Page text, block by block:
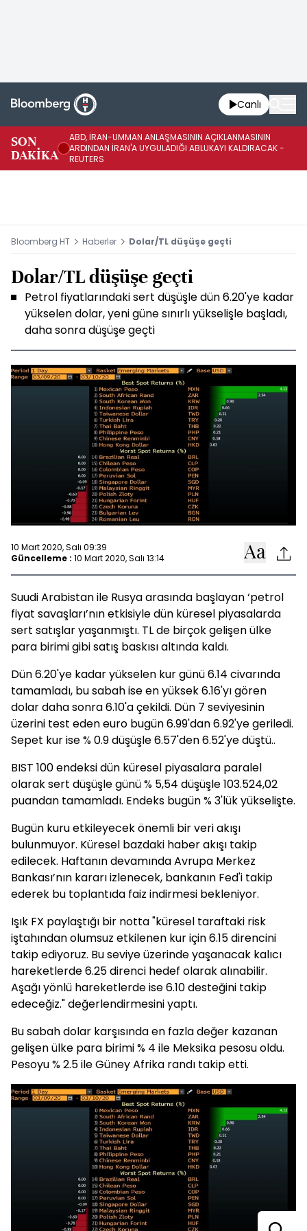
Canlı
SON
DAKİKA
ABD, İRAN-UMMAN ANLAŞMASININ AÇIKLANMASININ
ARDINDAN İRAN'A UYGULADIĞI ABLUKAYI KALDIRACAK -
REUTERS
Bloomberg HT Haberler Dolar/TL düşüşe geçti
Dolar/TL düşüşe geçti
Petrol fiyatlarındaki sert düşüşle dün 6.20'ye kadar
yükselen dolar, yeni güne sınırlı yükselişle başladı,
daha sonra düşüşe geçti
10 Mart 2020, Salı 09:39
Güncelleme : 10 Mart 2020, Salı 13:14
Suudi Arabistan ile Rusya arasında başlayan ‘petrol
fiyat savaşları’nın etkisiyle dün küresel piyasalarda
sert satışlar yaşanmıştı. TL de birçok gelişen ülke
para birimi gibi satış baskısı altında kaldı.
Dün 6.20'ye kadar yükselen kur günü 6.14 civarında
tamamladı, bu sabah ise en yüksek 6.16'yı gören
dolar daha sonra 6.10'a çekildi. Dün 7 seviyesinin
üzerini test eden euro bugün 6.99'dan 6.92'ye geriledi.
Sepet kur ise % 0.9 düşüşle 6.57'den 6.52'ye düştü..
BIST 100 endeksi dün küresel piyasalara paralel
olarak sert düşüşle günü % 5,54 düşüşle 103.524,02
puandan tamamladı. Endeks bugün % 3'lük yükselişte.
Bugün kuru etkileyecek önemli bir veri akışı
bulunmuyor. Küresel bazdaki haber akışı takip
edilecek. Haftanın devamında Avrupa Merkez
Bankası’nın kararı izlenecek, bankanın Fed'i takip
ederek bu toplantıda faiz indirmesi bekleniyor.
Işık FX paylaştığı bir notta "küresel taraftaki risk
iştahından olumsuz etkilenen kur için 6.15 direncini
takip ediyoruz. Bu seviye üzerinde yaşanacak kalıcı
hareketlerde 6.25 direnci hedef olarak alınabilir.
Aşağı yönlü hareketlerde ise 6.10 desteğini takip
edeceğiz." değerlendirmesini yaptı.
Bu sabah dolar karşısında en fazla değer kazanan
gelişen ülke para birimi % 4 ile Meksika pesosu oldu.
Pesoyu % 2.5 ile Güney Afrika randı takip etti.